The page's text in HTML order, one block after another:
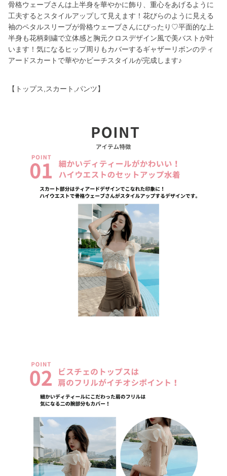
骨格ウェーブさんは上半身を華やかに飾り、重心をあげるように
工夫するとスタイルアップして見えます！花びらのように見える
袖のペタルスリーブが骨格ウェーブさんにぴったり♡平面的な上
半身も花柄刺繍で立体感と胸元クロスデザイン風で美バストが叶
います！気になるヒップ周りもカバーするギャザーリボンのティ
アードスカートで華やかビーチスタイルが完成します♪
【トップス,スカート,パンツ】